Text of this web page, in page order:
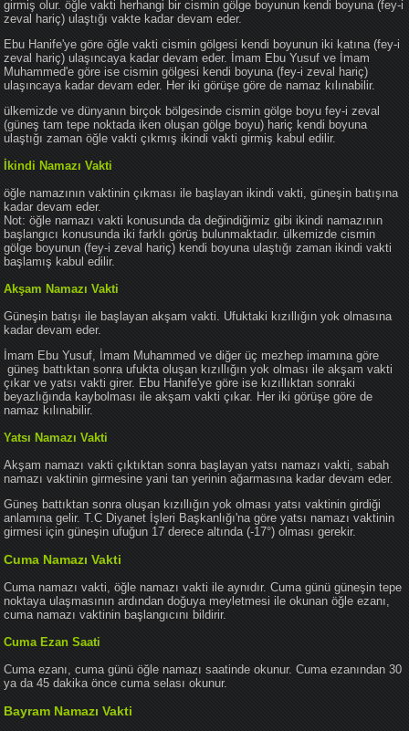
girmiş olur. öğle vakti herhangi bir cismin gölge boyunun kendi boyuna (fey-i
zeval hariç) ulaştığı vakte kadar devam eder.
Ebu Hanife'ye göre öğle vakti cismin gölgesi kendi boyunun iki katına (fey-i
zeval hariç) ulaşıncaya kadar devam eder. İmam Ebu Yusuf ve İmam
Muhammed'e göre ise cismin gölgesi kendi boyuna (fey-i zeval hariç)
ulaşıncaya kadar devam eder. Her iki görüşe göre de namaz kılınabilir.
ülkemizde ve dünyanın birçok bölgesinde cismin gölge boyu fey-i zeval
(güneş tam tepe noktada iken oluşan gölge boyu) hariç kendi boyuna
ulaştığı zaman öğle vakti çıkmış ikindi vakti girmiş kabul edilir.
İkindi Namazı Vakti
öğle namazının vaktinin çıkması ile başlayan ikindi vakti, güneşin batışına
kadar devam eder.
Not: öğle namazı vakti konusunda da değindiğimiz gibi ikindi namazının
başlangıcı konusunda iki farklı görüş bulunmaktadır. ülkemizde cismin
gölge boyunun (fey-i zeval hariç) kendi boyuna ulaştığı zaman ikindi vakti
başlamış kabul edilir.
Akşam Namazı Vakti
Güneşin batışı ile başlayan akşam vakti. Ufuktaki kızıllığın yok olmasına
kadar devam eder.
İmam Ebu Yusuf, İmam Muhammed ve diğer üç mezhep imamına göre
güneş battıktan sonra ufukta oluşan kızıllığın yok olması ile akşam vakti
çıkar ve yatsı vakti girer. Ebu Hanife'ye göre ise kızıllıktan sonraki
beyazlığında kaybolması ile akşam vakti çıkar. Her iki görüşe göre de
namaz kılınabilir.
Yatsı Namazı Vakti
Akşam namazı vakti çıktıktan sonra başlayan yatsı namazı vakti, sabah
namazı vaktinin girmesine yani tan yerinin ağarmasına kadar devam eder.
Güneş battıktan sonra oluşan kızıllığın yok olması yatsı vaktinin girdiği
anlamına gelir. T.C Diyanet İşleri Başkanlığı'na göre yatsı namazı vaktinin
girmesi için güneşin ufuğun 17 derece altında (-17°) olması gerekir.
Cuma Namazı Vakti
Cuma namazı vakti, öğle namazı vakti ile aynıdır. Cuma günü güneşin tepe
noktaya ulaşmasının ardından doğuya meyletmesi ile okunan öğle ezanı,
cuma namazı vaktinin başlangıcını bildirir.
Cuma Ezan Saati
Cuma ezanı, cuma günü öğle namazı saatinde okunur. Cuma ezanından 30
ya da 45 dakika önce cuma selası okunur.
Bayram Namazı Vakti